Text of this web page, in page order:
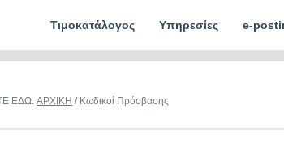
Τιμοκατάλογος Υπηρεσίες e-
ΕΔΩ:ΑΡΧΙΚΗ / Κωδικοί Πρόσβασης